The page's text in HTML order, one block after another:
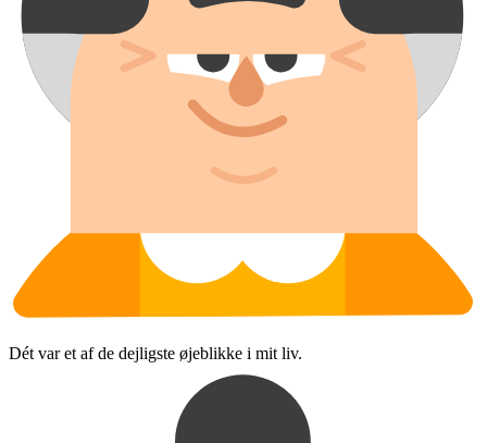
Dét var et af de dejligste øjeblikke i mit liv.